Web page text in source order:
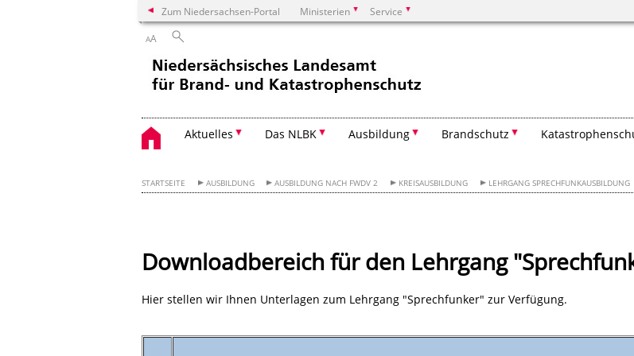
Zum Niedersachsen-Portal Ministerien Service
AA
Aktuelles Das NLBK Ausbildung Brandschutz
STARTSEITE AUSBILDUNG AUSBILDUNG NACH FWDV 2 KREISAUSBILDUNG LEHRGANG SPRECHFUNKAUSBILDUNG
Downloadbereich für den Lehrgang
Hier stellen wir Ihnen Unterlagen zum Lehrgang "Sprechfunker" zur Verfügung.